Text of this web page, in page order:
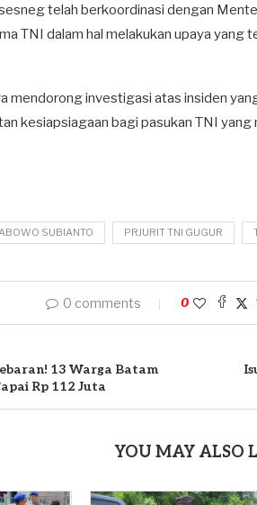
telah berkoordinasi dengan
TNI dalam hal melakukan upaya yang
mendorong investigasi atas insiden
kesiapsiagaan bagi pasukan TNI
SUBIANTO PRJURIT TNI GUGUR
0 comments 0
13 Warga Batam
Rp 112 Juta
YOU MAY ALSO